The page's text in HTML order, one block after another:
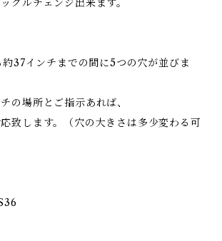
クルチェンジ出来ます。
約37インチまでの間に5つの穴が並びま
の場所とご指示あれば、
致します。（穴の大きさは多少変わる可